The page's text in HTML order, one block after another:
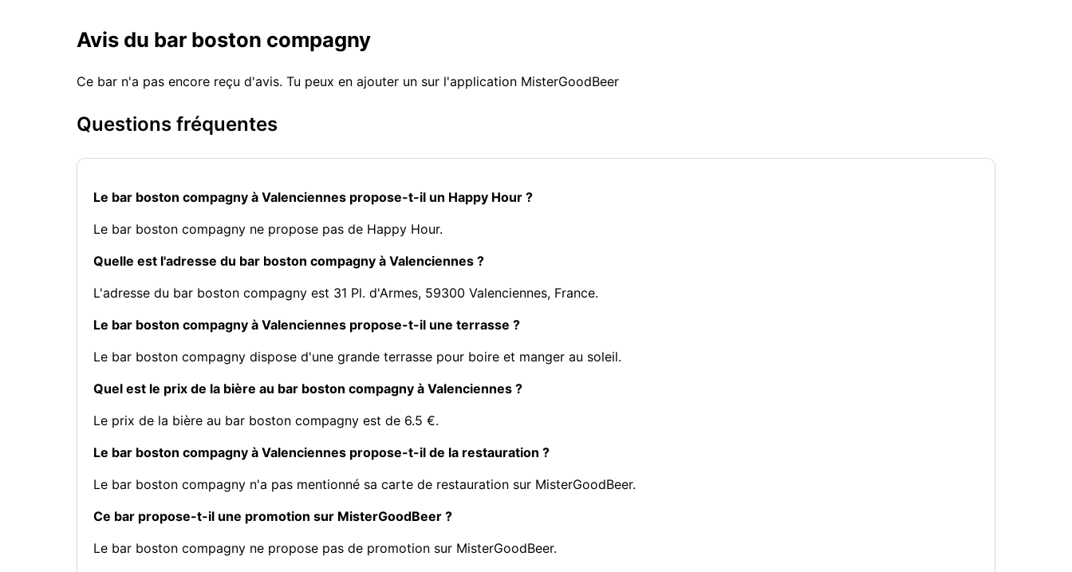
Avis du bar boston compagny
Ce bar n'a pas encore reçu d'avis. Tu peux en ajouter un sur l'application MisterGoodBeer
Questions fréquentes
Le bar boston compagny à Valenciennes propose-t-il un Happy Hour ?
Le bar boston compagny ne propose pas de Happy Hour.
Quelle est l'adresse du bar boston compagny à Valenciennes ?
L'adresse du bar boston compagny est 31 Pl. d'Armes, 59300 Valenciennes, France.
Le bar boston compagny à Valenciennes propose-t-il une terrasse ?
Le bar boston compagny dispose d'une grande terrasse pour boire et manger au soleil.
Quel est le prix de la bière au bar boston compagny à Valenciennes ?
Le prix de la bière au bar boston compagny est de 6.5 €.
Le bar boston compagny à Valenciennes propose-t-il de la restauration ?
Le bar boston compagny n'a pas mentionné sa carte de restauration sur MisterGoodBeer.
Ce bar propose-t-il une promotion sur MisterGoodBeer ?
Le bar boston compagny ne propose pas de promotion sur MisterGoodBeer.